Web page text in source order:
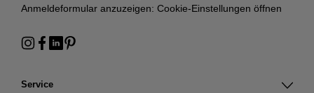
Service
Anmeldeformular anzuzeigen: Cookie-Einstellungen öffnen